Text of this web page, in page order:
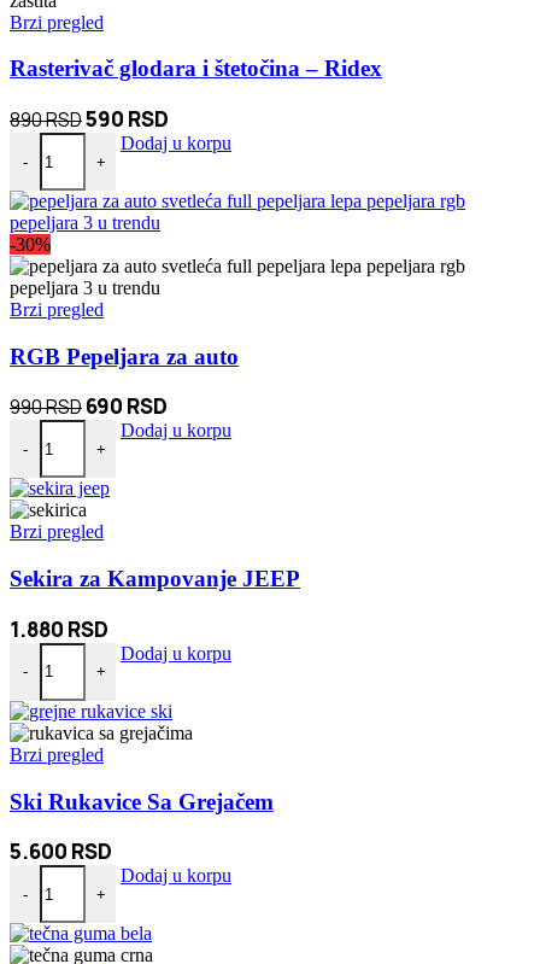
Brzi pregled
Rasterivač glodara i štetočina – Ridex
890RSDOriginalna
cena
je
bila:
890 RSD.
590 RSD
cena
590 RSD.
-
Rasterivač glodara i štetočina – Ridex količina
+
Dodaj u korpu
-30%
Brzi pregled
RGB Pepeljara za auto
990RSDOriginalna
cena
je
bila:
990 RSD.
690 RSD
cena
-
RGB Pepeljara za auto količina
+
Dodaj u korpu
Brzi pregled
Sekira za Kampovanje JEEP
1.880 RSD
-
Sekira za Kampovanje JEEP količina
+
Dodaj u korpu
Brzi pregled
Ski Rukavice Sa Grejačem
5.600 RSD
-
Ski Rukavice Sa Grejačem količina
+
Dodaj u korpu